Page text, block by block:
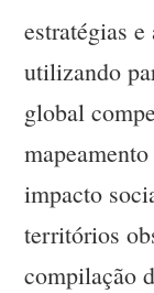
estratégias
utilizando
global
impacto
territórios
compilação